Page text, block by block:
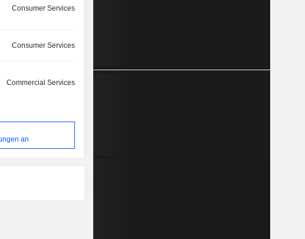
Consumer Services
Consumer Services
Commercial Services
an